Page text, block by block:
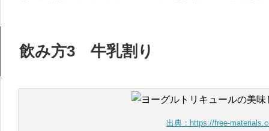
飲み方3 牛乳割り
出典：https://free-